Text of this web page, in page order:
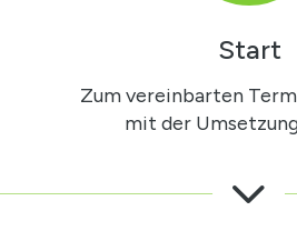
Start
Zum vereinbarten
mit der
3